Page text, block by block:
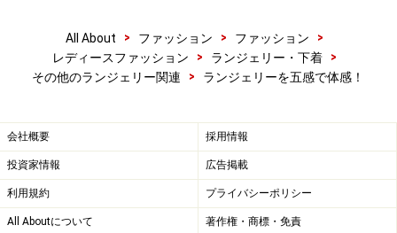
All About > ファッション > ファッション
>
レディースファッション
> ランジェリー・下着
>
その他のランジェリー関連
> ランジェリーを五感で体感！
会社概要 採用情報
投資家情報 広告掲載
利用規約 プライバシーポリシー
All Aboutについて 著作権・商標・免責